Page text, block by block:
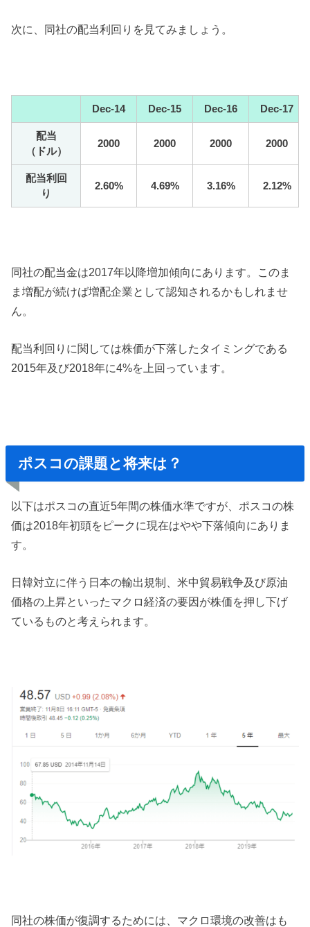
次に、同社の配当利回りを見てみましょう。
Dec-14 Dec-15 Dec-16 Dec-17
配当
（ドル）
2000 2000 2000 2000
配当利回
り
2.60% 4.69% 3.16% 2.12%
同社の配当金は2017年以降増加傾向にあります。このま
ま増配が続けば増配企業として認知されるかもしれませ
ん。
配当利回りに関しては株価が下落したタイミングである
2015年及び2018年に4%を上回っています。
ポスコの課題と将来は？
以下はポスコの直近5年間の株価水準ですが、ポスコの株
価は2018年初頭をピークに現在はやや下落傾向にありま
す。
日韓対立に伴う日本の輸出規制、米中貿易戦争及び原油
価格の上昇といったマクロ経済の要因が株価を押し下げ
ているものと考えられます。
同社の株価が復調するためには、マクロ環境の改善はも